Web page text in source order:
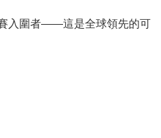
賽入圍者——這是全球領先的可